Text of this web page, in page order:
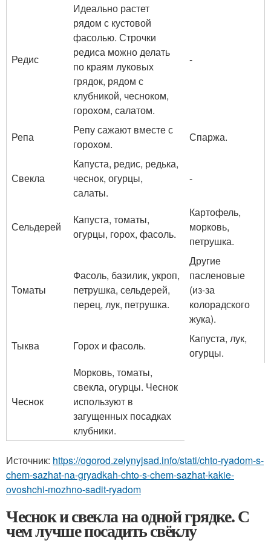
Редис
Идеально растет
рядом с кустовой
фасолью. Строчки
редиса можно делать
по краям луковых
грядок, рядом с
клубникой, чесноком,
горохом, салатом.
-
Репа
Репу сажают вместе с
горохом.
Спаржа.
Свекла
Капуста, редис, редька,
чеснок, огурцы,
салаты.
-
Сельдерей
Капуста, томаты,
огурцы, горох, фасоль.
Картофель,
морковь,
петрушка.
Томаты
Фасоль, базилик, укроп,
петрушка, сельдерей,
перец, лук, петрушка.
Другие
пасленовые
(из-за
колорадского
жука).
Тыква
Горох и фасоль.
Капуста, лук,
огурцы.
Чеснок
Морковь, томаты,
свекла, огурцы. Чеснок
используют в
загущенных посадках
клубники.
Источник: https://ogorod.zelynyjsad.info/stati/chto-ryadom-s-
chem-sazhat-na-gryadkah-chto-s-chem-sazhat-kakie-
ovoshchi-mozhno-sadit-ryadom
Чеснок и свекла на одной грядке. С
чем лучше посадить свёклу